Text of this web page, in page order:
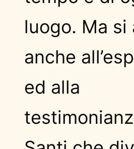
luogo. Ma si
anche
ed alla